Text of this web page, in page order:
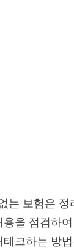
는 보험은 정
을 점검하
크하는 방